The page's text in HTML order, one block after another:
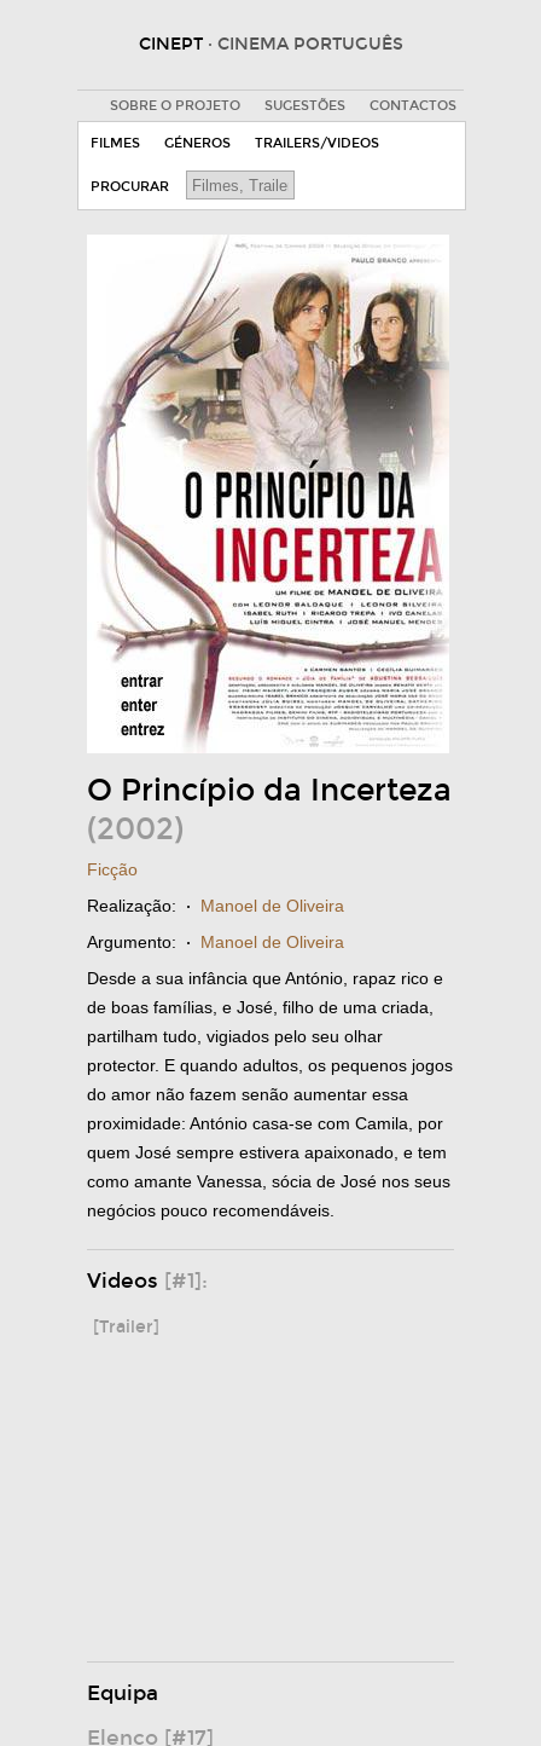
CINEPT · CINEMA PORTUGUÊS
SOBRE O PROJETO SUGESTÕES CONTACTOS
FILMES GÉNEROS TRAILERS/VIDEOS
PROCURAR
O Princípio da Incerteza
(2002)
Ficção
Realização: · Manoel de Oliveira
Argumento: · Manoel de Oliveira
Desde a sua infância que António, rapaz rico e
de boas famílias, e José, filho de uma criada,
partilham tudo, vigiados pelo seu olhar
protector. E quando adultos, os pequenos jogos
do amor não fazem senão aumentar essa
proximidade: António casa-se com Camila, por
quem José sempre estivera apaixonado, e tem
como amante Vanessa, sócia de José nos seus
negócios pouco recomendáveis.
Videos [#1]:
[Trailer]
Equipa
Elenco [#17]